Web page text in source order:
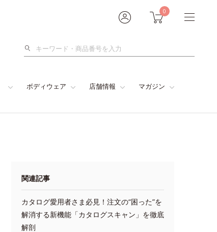
0
検
ボディウェア 店舗情報 マガジン
関連記事
カタログ愛用者さま必見！注文の“困った”を
解消する新機能「カタログスキャン」を徹底
解剖